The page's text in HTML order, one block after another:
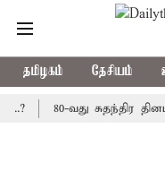
தமிழகம் தேசியம்
80-வது சுதந்திர தினம்: